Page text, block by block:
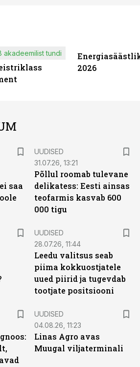
akadeemilist tundi
2026
saa
UUDISED
31.07.26, 13:21
Põllul roomab tulevane
delikatess: Eesti ainsas
teofarmis kasvab 600
000 tigu
UUDISED
28.07.26, 11:44
Leedu valitsus seab
piima kokkuostjatele
uued piirid ja tugevdab
tootjate positsiooni
UUDISED
04.08.26, 11:23
Linas Agro avas
Muugal viljaterminali